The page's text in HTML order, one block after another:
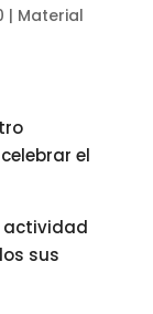
| Material
el
actividad
sus